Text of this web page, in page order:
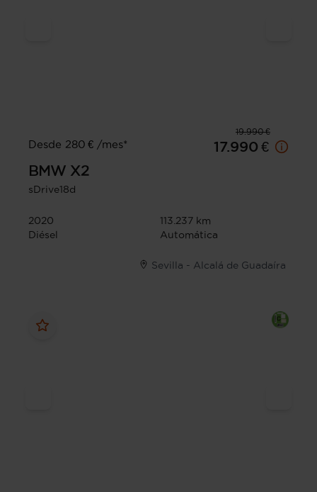
19.990 €
Desde 280 € /mes*
17.990 €
BMW X2
sDrive18d
2020
113.237 km
Diésel
Automática
Sevilla - Alcalá de Guadaíra